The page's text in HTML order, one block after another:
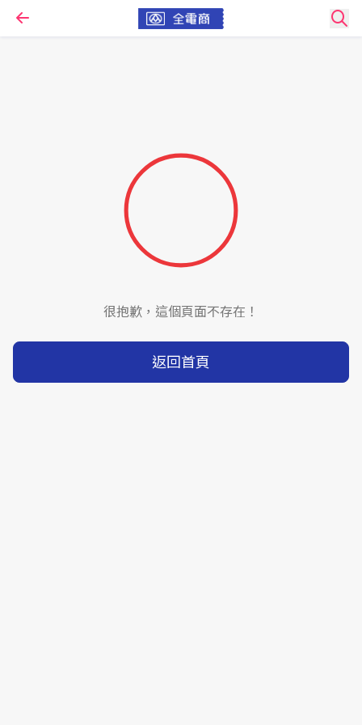
很抱歉，這個頁面不存在！
返回首頁